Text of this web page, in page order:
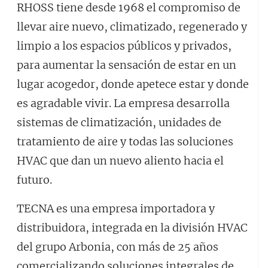
RHOSS tiene desde 1968 el compromiso de
llevar aire nuevo, climatizado, regenerado y
limpio a los espacios públicos y privados,
para aumentar la sensación de estar en un
lugar acogedor, donde apetece estar y donde
es agradable vivir. La empresa desarrolla
sistemas de climatización, unidades de
tratamiento de aire y todas las soluciones
HVAC que dan un nuevo aliento hacia el
futuro.
TECNA es una empresa importadora y
distribuidora, integrada en la división HVAC
del grupo Arbonia, con más de 25 años